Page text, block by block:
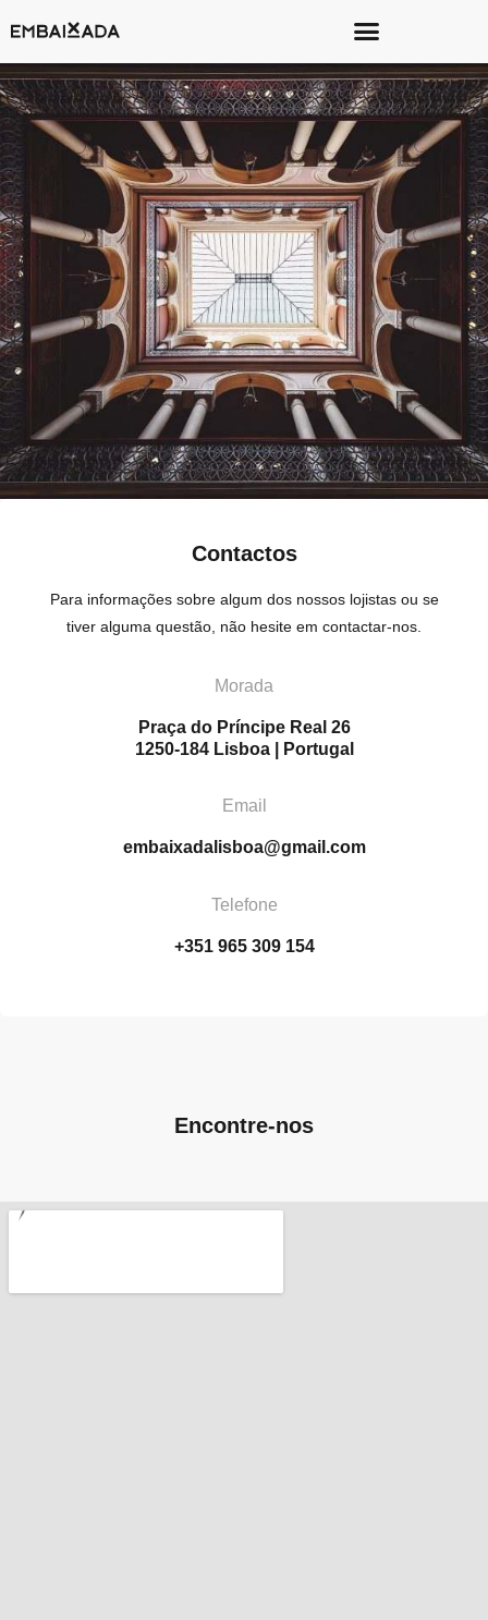
Contactos
Para informações sobre algum dos nossos lojistas ou se
tiver alguma questão, não hesite em contactar-nos.
Morada
Praça do Príncipe Real 26
1250-184 Lisboa | Portugal
Email
embaixadalisboa@gmail.com
Telefone
+351 965 309 154
Encontre-nos